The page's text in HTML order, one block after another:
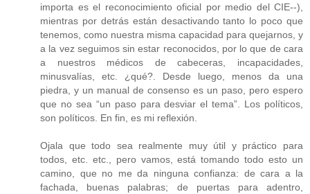
importa es el reconocimiento oficial por medio del CIE--),
mientras por detrás están desactivando tanto lo poco que
tenemos, como nuestra misma capacidad para quejarnos, y
a la vez seguimos sin estar reconocidos, por lo que de cara
a nuestros médicos de cabeceras, incapacidades,
minusvalías, etc. ¿qué?. Desde luego, menos da una
piedra, y un manual de consenso es un paso, pero espero
que no sea “un paso para desviar el tema”. Los políticos,
son políticos. En fin, es mi reflexión.
Ojala que todo sea realmente muy útil y práctico para
todos, etc. etc., pero vamos, está tomando todo esto un
camino, que no me da ninguna confianza: de cara a la
fachada, buenas palabras; de puertas para adentro,